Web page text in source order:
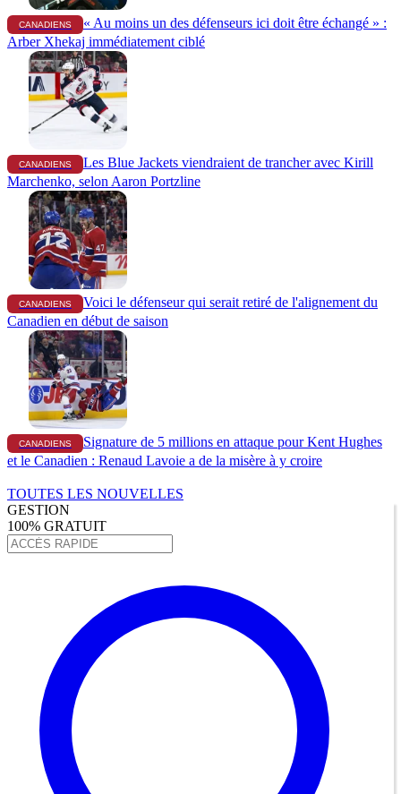
CANADIENS
« Au moins un des défenseurs ici doit être échangé » :
Arber Xhekaj immédiatement ciblé
CANADIENS
Les Blue Jackets viendraient de trancher avec Kirill
Marchenko, selon Aaron Portzline
CANADIENS
Voici le défenseur qui serait retiré de l'alignement du
Canadien en début de saison
CANADIENS
Signature de 5 millions en attaque pour Kent Hughes
et le Canadien : Renaud Lavoie a de la misère à y croire
TOUTES LES NOUVELLES
GESTION
100% GRATUIT